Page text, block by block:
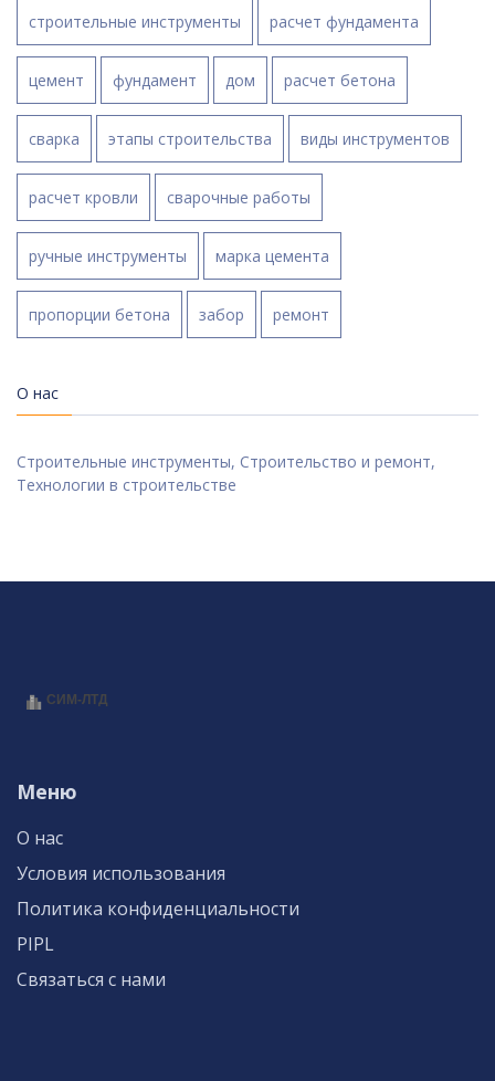
строительные инструменты расчет фундамента
цемент фундамент дом расчет бетона
сварка этапы строительства виды инструментов
расчет кровли сварочные работы
ручные инструменты марка цемента
пропорции бетона забор ремонт
О нас
Строительные инструменты, Строительство и ремонт,
Технологии в строительстве
Меню
О нас
Условия использования
Политика конфиденциальности
PIPL
Связаться с нами